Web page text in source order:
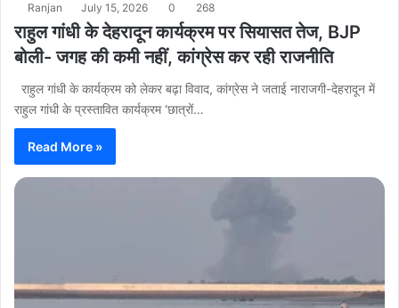
Ranjan July 15, 2026 0 268
राहुल गांधी के देहरादून कार्यक्रम पर सियासत तेज, BJP
बोली- जगह की कमी नहीं, कांग्रेस कर रही राजनीति
राहुल गांधी के कार्यक्रम को लेकर बढ़ा विवाद, कांग्रेस ने जताई नाराजगी-देहरादून में
राहुल गांधी के प्रस्तावित कार्यक्रम ‘छात्रों…
Read More »